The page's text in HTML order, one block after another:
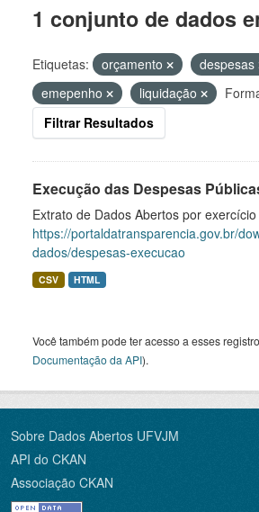
1 conjunto de dados
Etiquetas: orçamento
despesas
emepenho
liquidação
Filtrar Resultados
Execução das Despesas
Extrato de Dados Abertos por
https://portaldatransparencia.gov.br/
dados/despesas-execucao
CSV HTML
Você também pode ter acesso a esses
Documentação da API).
Sobre Dados Abertos UFVJM
API do CKAN
Associação CKAN